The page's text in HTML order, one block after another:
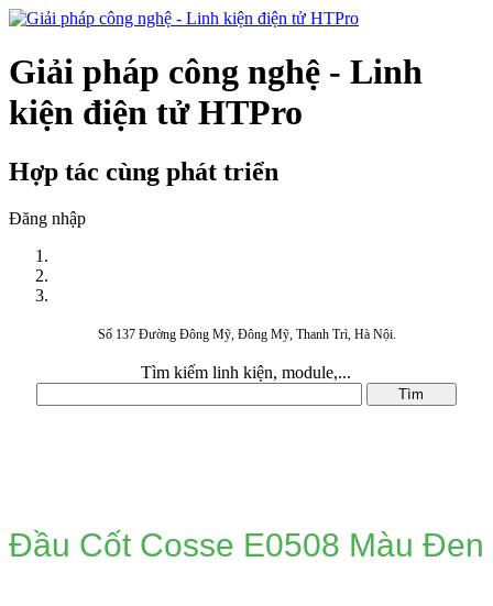
Giải pháp công nghệ - Linh
kiện điện tử HTPro
Hợp tác cùng phát triển
Đăng nhập
Số 137 Đường Đông Mỹ, Đông Mỹ, Thanh Trì, Hà Nội.
Tìm kiếm linh kiện, module,...
Đầu Cốt Cosse E0508 Màu Đen